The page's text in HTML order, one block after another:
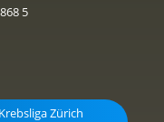
5
Zürich